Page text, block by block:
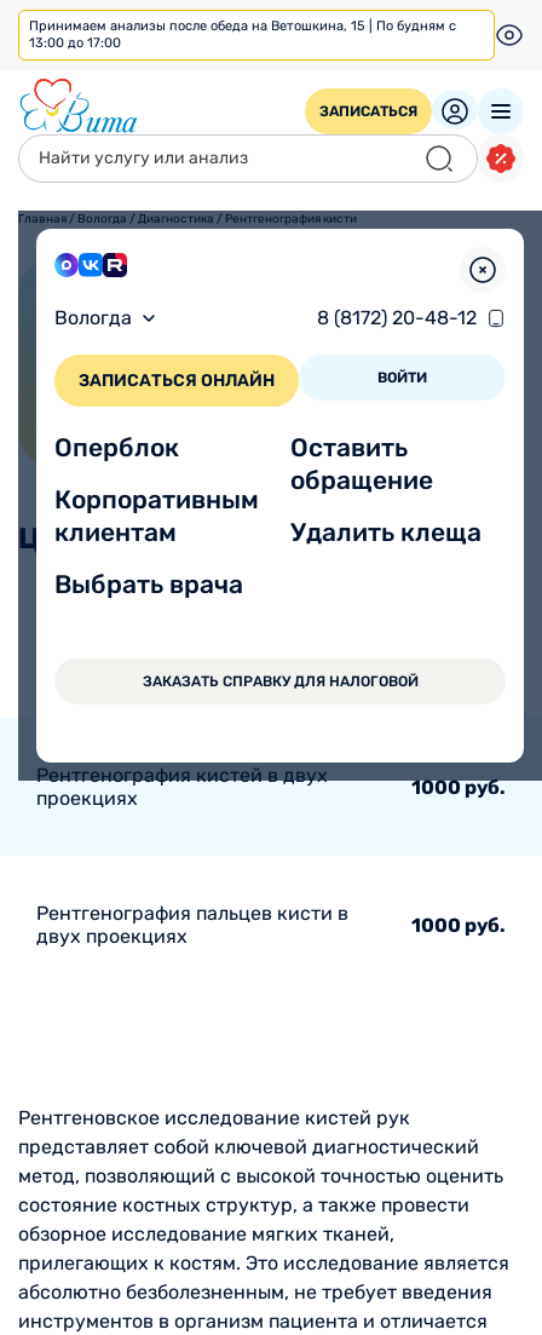
Принимаем анализы после обеда на Ветошкина, 15 | По будням с
13:00 до 17:00
ЗАПИСАТЬСЯ
Вологда 8 (8172) 20-48-12
ЗАПИСАТЬСЯ ОНЛАЙН ВОЙТИ
Оперблок
Корпоративным
клиентам
Выбрать врача
Оставить
обращение
Удалить клеща
ЗАКАЗАТЬ СПРАВКУ ДЛЯ НАЛОГОВОЙ
Главная / Вологда /Диагностика / Рентгенография кисти
Цены
Рентгенография кистей в двух
проекциях
1000 руб.
Рентгенография пальцев кисти в
двух проекциях
1000 руб.
Рентгеновское исследование кистей рук
представляет собой ключевой диагностический
метод, позволяющий с высокой точностью оценить
состояние костных структур, а также провести
обзорное исследование мягких тканей,
прилегающих к костям. Это исследование является
абсолютно безболезненным, не требует введения
инструментов в организм пациента и отличается